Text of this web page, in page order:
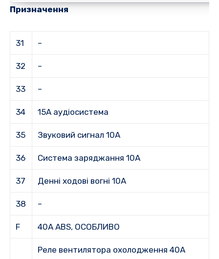
Призначення
31 –
32 –
33 –
34 15A аудіосистема
35 Звуковий сигнал 10А
36 Система заряджання 10А
37 Денні ходові вогні 10A
38 –
F 40A ABS, ОСОБЛИВО
Реле вентилятора охолодження 40А